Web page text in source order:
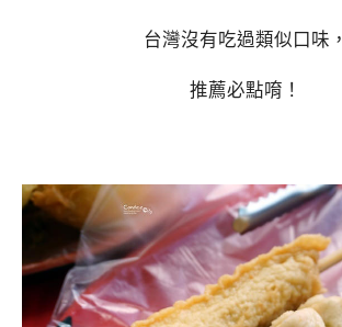
台灣沒有吃過類似口味，
推薦必點唷！